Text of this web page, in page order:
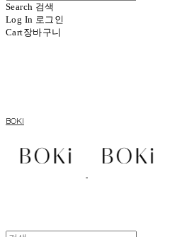
Search 검색
Log In 로그인
Cart장바구니
BOKI